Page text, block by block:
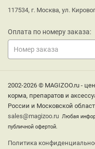
117534, г. Москва, ул.
Оплата по номеру заказа:
2002-2026 © MAGIZOO.ru -
корма, препаратов и
России и Московской
sales@magizoo.ru Любая
публичной офертой.
Политика